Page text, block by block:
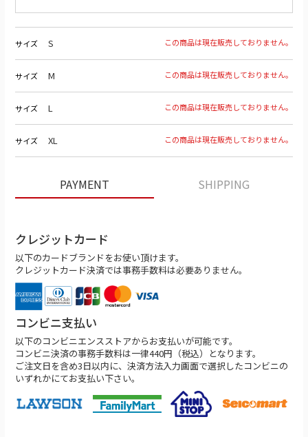
サイズ S この商品は現在販売しておりません。
サイズ M この商品は現在販売しておりません。
サイズ L この商品は現在販売しておりません。
サイズ XL この商品は現在販売しておりません。
PAYMENT SHIPPING
クレジットカード
以下のカードブランドをお使い頂けます。
クレジットカード決済では事務手数料は必要ありません。
コンビニ支払い
以下のコンビニエンスストアからお支払いが可能です。
コンビニ決済の事務手数料は一律440円（税込）となります。
ご注文日を含め3日以内に、決済方法入力画面で選択したコンビニの
いずれかにてお支払い下さい。